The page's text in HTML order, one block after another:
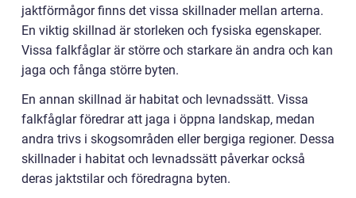
jaktförmågor finns det vissa skillnader mellan arterna.
En viktig skillnad är storleken och fysiska egenskaper.
Vissa falkfåglar är större och starkare än andra och kan
jaga och fånga större byten.
En annan skillnad är habitat och levnadssätt. Vissa
falkfåglar föredrar att jaga i öppna landskap, medan
andra trivs i skogsområden eller bergiga regioner. Dessa
skillnader i habitat och levnadssätt påverkar också
deras jaktstilar och föredragna byten.